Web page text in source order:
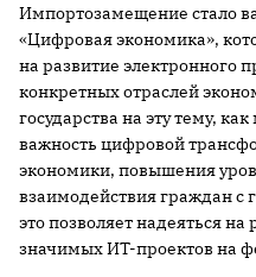
Импортозамещение стало
«Цифровая экономика»,
на развитие электронного
конкретных отраслей
государства на эту тему,
важность цифровой
экономики, повышения
взаимодействия граждан с
это позволяет надеяться
значимых ИТ-проектов на